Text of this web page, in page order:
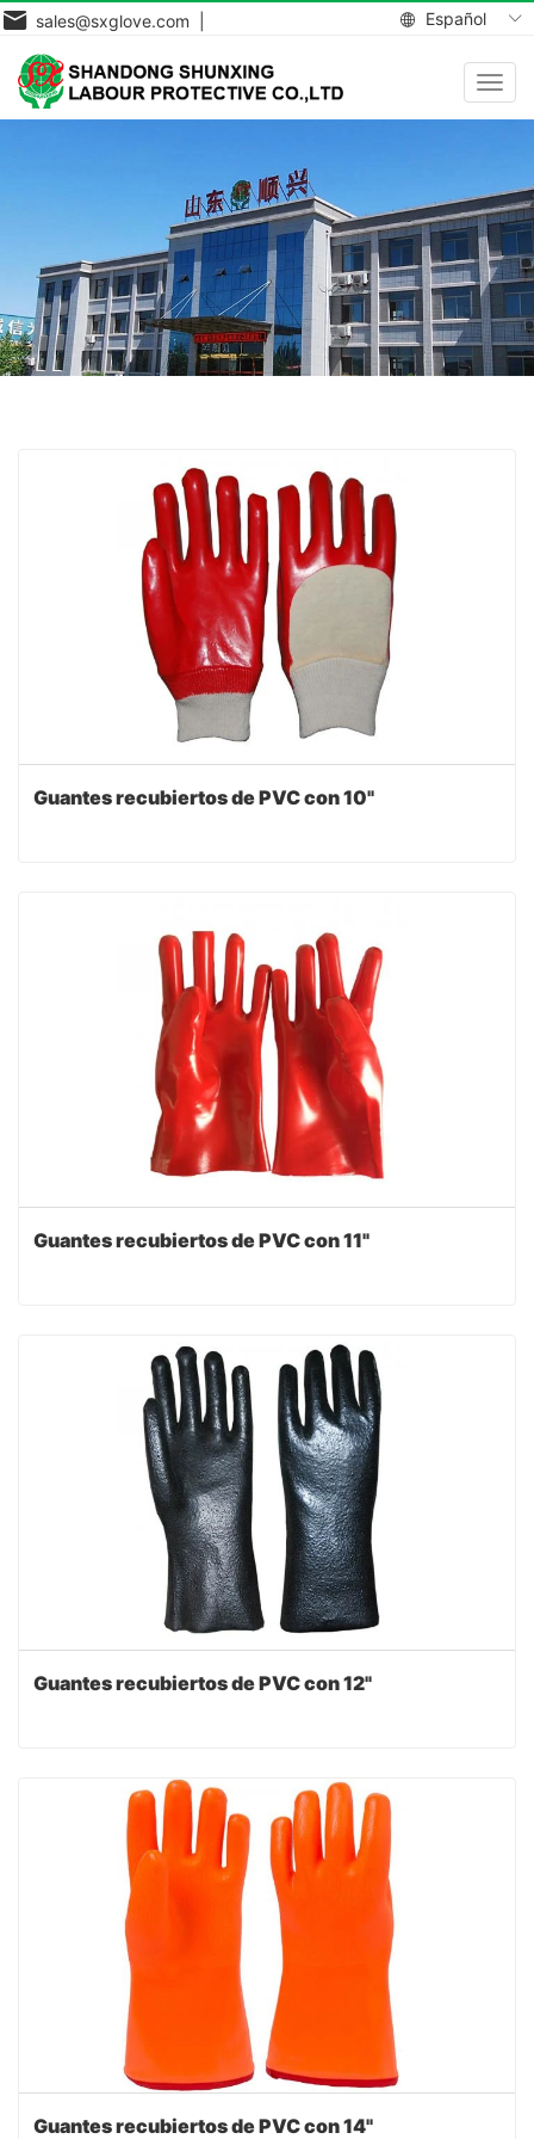
Español
sales@sxglove.com |
Guantes recubiertos de PVC con 10"
Guantes recubiertos de PVC con 11"
Guantes recubiertos de PVC con 12"
Guantes recubiertos de PVC con 14"